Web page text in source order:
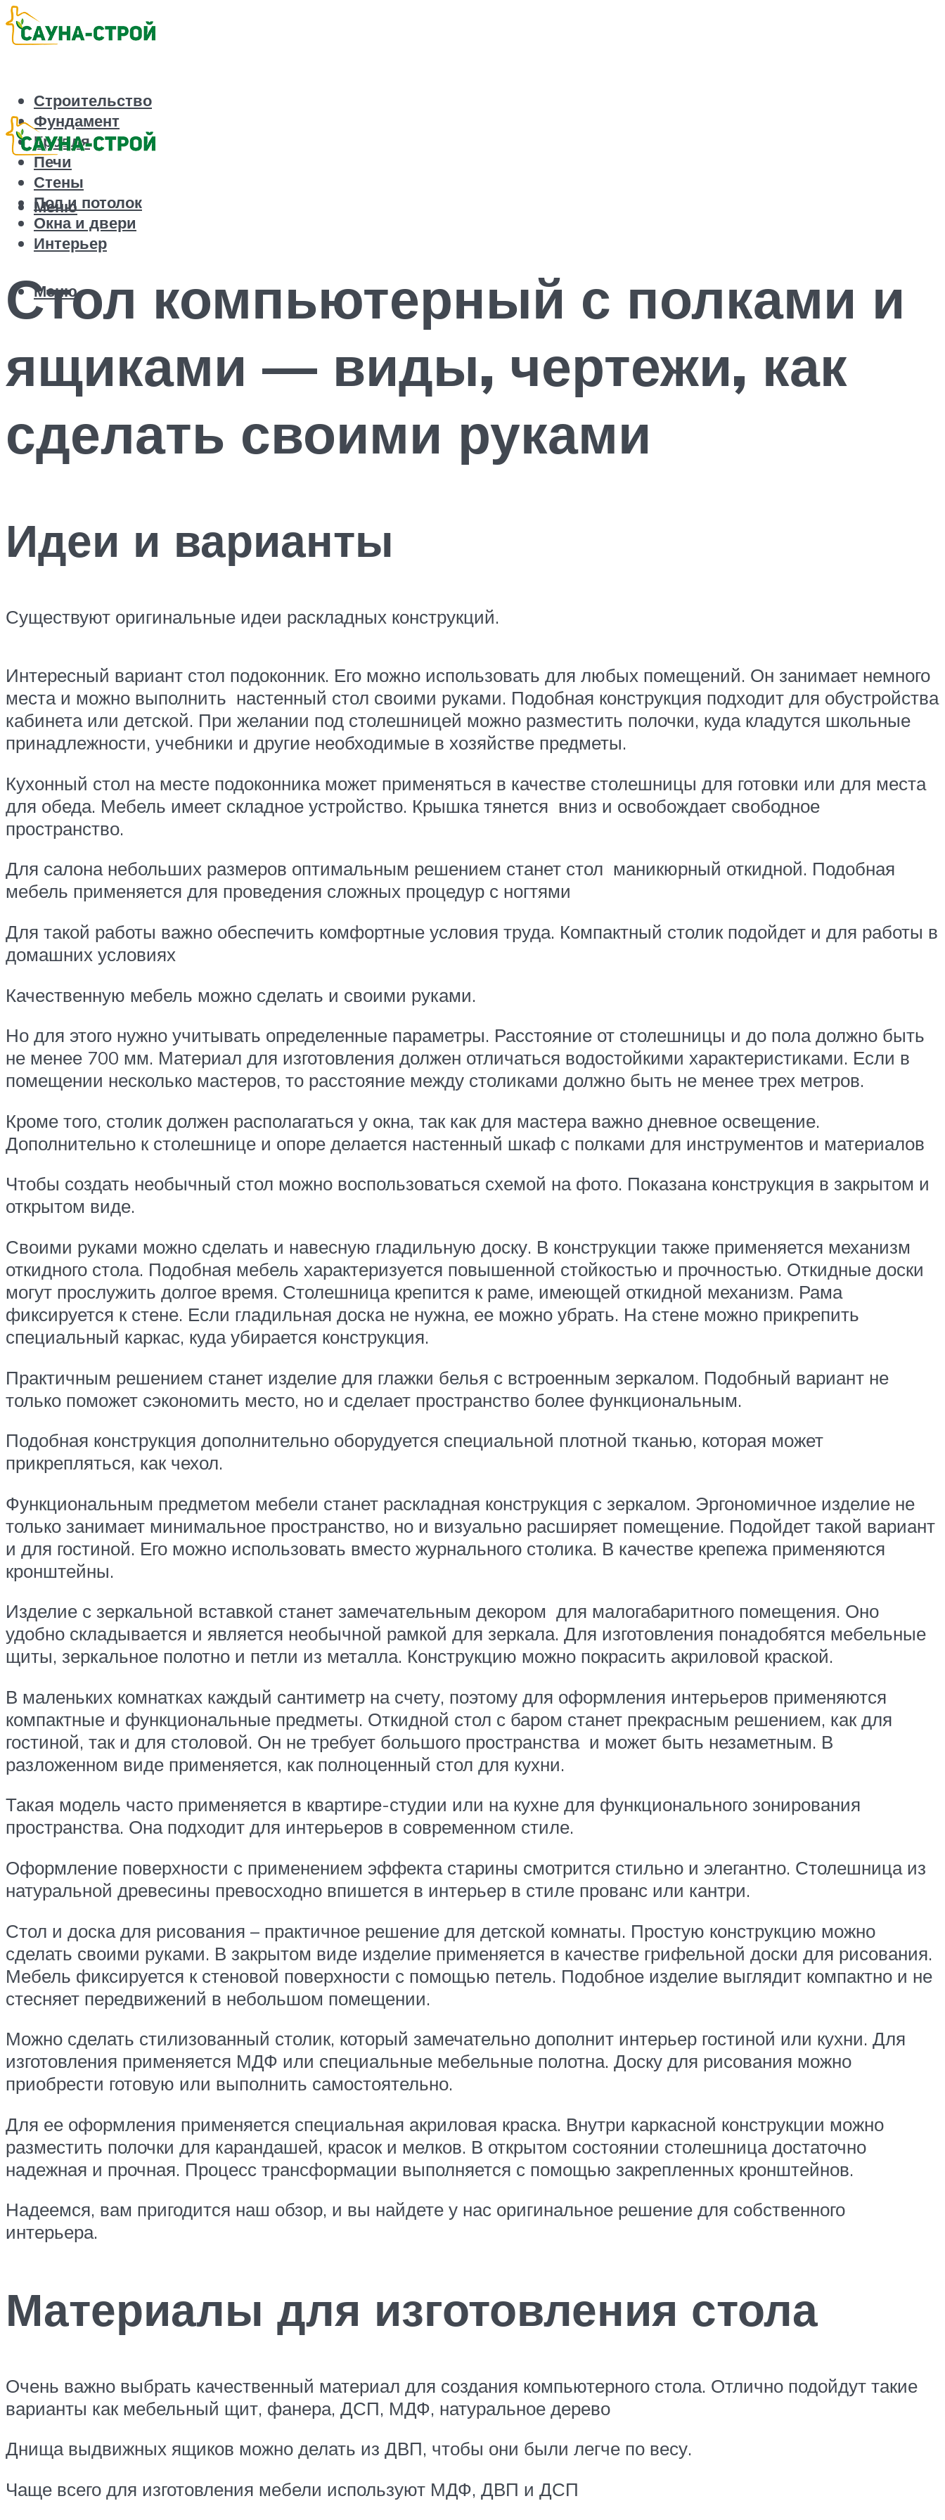
Строительство
Фундамент
Кровля
Печи
Стены
Пол и потолок
Окна и двери
Интерьер
Меню
Меню
Стол компьютерный с полками и
ящиками — виды, чертежи, как
сделать своими руками
Идеи и варианты
Существуют оригинальные идеи раскладных конструкций.
Интересный вариант стол подоконник. Его можно использовать для любых помещений. Он занимает немного
места и можно выполнить настенный стол своими руками. Подобная конструкция подходит для обустройства
кабинета или детской. При желании под столешницей можно разместить полочки, куда кладутся школьные
принадлежности, учебники и другие необходимые в хозяйстве предметы.
Кухонный стол на месте подоконника может применяться в качестве столешницы для готовки или для места
для обеда. Мебель имеет складное устройство. Крышка тянется вниз и освобождает свободное
пространство.
Для салона небольших размеров оптимальным решением станет стол маникюрный откидной. Подобная
мебель применяется для проведения сложных процедур с ногтями
Для такой работы важно обеспечить комфортные условия труда. Компактный столик подойдет и для работы в
домашних условиях
Качественную мебель можно сделать и своими руками.
Но для этого нужно учитывать определенные параметры. Расстояние от столешницы и до пола должно быть
не менее 700 мм. Материал для изготовления должен отличаться водостойкими характеристиками. Если в
помещении несколько мастеров, то расстояние между столиками должно быть не менее трех метров.
Кроме того, столик должен располагаться у окна, так как для мастера важно дневное освещение.
Дополнительно к столешнице и опоре делается настенный шкаф с полками для инструментов и материалов
Чтобы создать необычный стол можно воспользоваться схемой на фото. Показана конструкция в закрытом и
открытом виде.
Своими руками можно сделать и навесную гладильную доску. В конструкции также применяется механизм
откидного стола. Подобная мебель характеризуется повышенной стойкостью и прочностью. Откидные доски
могут прослужить долгое время. Столешница крепится к раме, имеющей откидной механизм. Рама
фиксируется к стене. Если гладильная доска не нужна, ее можно убрать. На стене можно прикрепить
специальный каркас, куда убирается конструкция.
Практичным решением станет изделие для глажки белья с встроенным зеркалом. Подобный вариант не
только поможет сэкономить место, но и сделает пространство более функциональным.
Подобная конструкция дополнительно оборудуется специальной плотной тканью, которая может
прикрепляться, как чехол.
Функциональным предметом мебели станет раскладная конструкция с зеркалом. Эргономичное изделие не
только занимает минимальное пространство, но и визуально расширяет помещение. Подойдет такой вариант
и для гостиной. Его можно использовать вместо журнального столика. В качестве крепежа применяются
кронштейны.
Изделие с зеркальной вставкой станет замечательным декором для малогабаритного помещения. Оно
удобно складывается и является необычной рамкой для зеркала. Для изготовления понадобятся мебельные
щиты, зеркальное полотно и петли из металла. Конструкцию можно покрасить акриловой краской.
В маленьких комнатках каждый сантиметр на счету, поэтому для оформления интерьеров применяются
компактные и функциональные предметы. Откидной стол с баром станет прекрасным решением, как для
гостиной, так и для столовой. Он не требует большого пространства и может быть незаметным. В
разложенном виде применяется, как полноценный стол для кухни.
Такая модель часто применяется в квартире-студии или на кухне для функционального зонирования
пространства. Она подходит для интерьеров в современном стиле.
Оформление поверхности с применением эффекта старины смотрится стильно и элегантно. Столешница из
натуральной древесины превосходно впишется в интерьер в стиле прованс или кантри.
Стол и доска для рисования – практичное решение для детской комнаты. Простую конструкцию можно
сделать своими руками. В закрытом виде изделие применяется в качестве грифельной доски для рисования.
Мебель фиксируется к стеновой поверхности с помощью петель. Подобное изделие выглядит компактно и не
стесняет передвижений в небольшом помещении.
Можно сделать стилизованный столик, который замечательно дополнит интерьер гостиной или кухни. Для
изготовления применяется МДФ или специальные мебельные полотна. Доску для рисования можно
приобрести готовую или выполнить самостоятельно.
Для ее оформления применяется специальная акриловая краска. Внутри каркасной конструкции можно
разместить полочки для карандашей, красок и мелков. В открытом состоянии столешница достаточно
надежная и прочная. Процесс трансформации выполняется с помощью закрепленных кронштейнов.
Надеемся, вам пригодится наш обзор, и вы найдете у нас оригинальное решение для собственного
интерьера.
Материалы для изготовления стола
Очень важно выбрать качественный материал для создания компьютерного стола. Отлично подойдут такие
варианты как мебельный щит, фанера, ДСП, МДФ, натуральное дерево
Днища выдвижных ящиков можно делать из ДВП, чтобы они были легче по весу.
Чаще всего для изготовления мебели используют МДФ, ДВП и ДСП